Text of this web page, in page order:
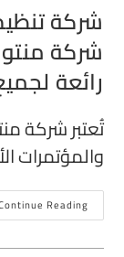
شركة
شركة
رائعة
تُعتبر شركة
والمؤتمرات
Reading